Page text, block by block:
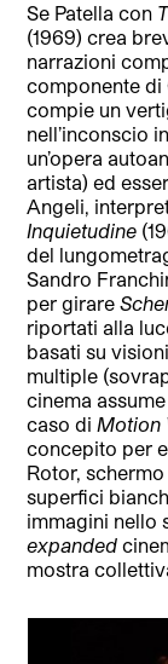
Se Patella con
(1969) crea
narrazioni
componente
compie un
nell’inconscio
un’opera
artista) ed
Angeli,
Inquietudine
del
Sandro
per girare
riportati alla
basati su
multiple
cinema
caso di Motion
concepito per
Rotor,
superfici
immagini nello
expanded
mostra